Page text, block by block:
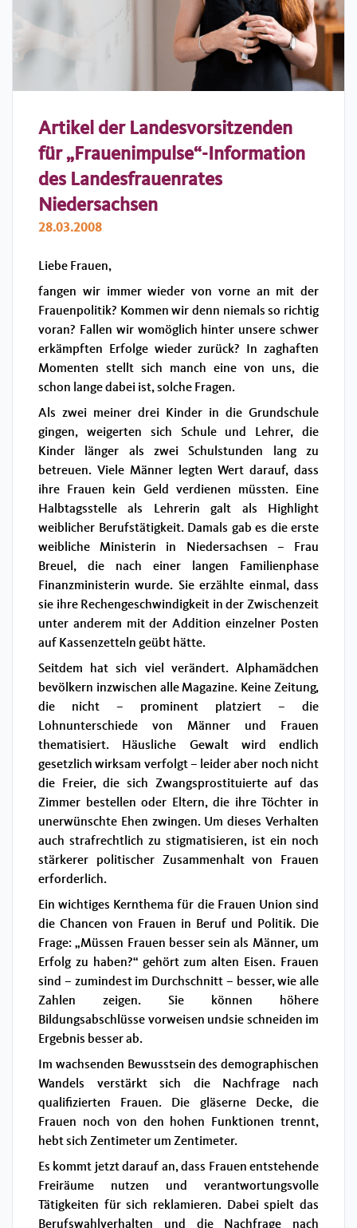
Artikel der Landesvorsitzenden
für „Frauenimpulse“-Information
des Landesfrauenrates
Niedersachsen
28.03.2008
Liebe Frauen,
fangen wir immer wieder von vorne an mit der
Frauenpolitik? Kommen wir denn niemals so richtig
voran? Fallen wir womöglich hinter unsere schwer
erkämpften Erfolge wieder zurück? In zaghaften
Momenten stellt sich manch eine von uns, die
schon lange dabei ist, solche Fragen.
Als zwei meiner drei Kinder in die Grundschule
gingen, weigerten sich Schule und Lehrer, die
Kinder länger als zwei Schulstunden lang zu
betreuen. Viele Männer legten Wert darauf, dass
ihre Frauen kein Geld verdienen müssten. Eine
Halbtagsstelle als Lehrerin galt als Highlight
weiblicher Berufstätigkeit. Damals gab es die erste
weibliche Ministerin in Niedersachsen – Frau
Breuel, die nach einer langen Familienphase
Finanzministerin wurde. Sie erzählte einmal, dass
sie ihre Rechengeschwindigkeit in der Zwischenzeit
unter anderem mit der Addition einzelner Posten
auf Kassenzetteln geübt hätte.
Seitdem hat sich viel verändert. Alphamädchen
bevölkern inzwischen alle Magazine. Keine Zeitung,
die nicht – prominent platziert – die
Lohnunterschiede von Männer und Frauen
thematisiert. Häusliche Gewalt wird endlich
gesetzlich wirksam verfolgt – leider aber noch nicht
die Freier, die sich Zwangsprostituierte auf das
Zimmer bestellen oder Eltern, die ihre Töchter in
unerwünschte Ehen zwingen. Um dieses Verhalten
auch strafrechtlich zu stigmatisieren, ist ein noch
stärkerer politischer Zusammenhalt von Frauen
erforderlich.
Ein wichtiges Kernthema für die Frauen Union sind
die Chancen von Frauen in Beruf und Politik. Die
Frage: „Müssen Frauen besser sein als Männer, um
Erfolg zu haben?“ gehört zum alten Eisen. Frauen
sind – zumindest im Durchschnitt – besser, wie alle
Zahlen zeigen. Sie können höhere
Bildungsabschlüsse vorweisen undsie schneiden im
Ergebnis besser ab.
Im wachsenden Bewusstsein des demographischen
Wandels verstärkt sich die Nachfrage nach
qualifizierten Frauen. Die gläserne Decke, die
Frauen noch von den hohen Funktionen trennt,
hebt sich Zentimeter um Zentimeter.
Es kommt jetzt darauf an, dass Frauen entstehende
Freiräume nutzen und verantwortungsvolle
Tätigkeiten für sich reklamieren. Dabei spielt das
Berufswahlverhalten und die Nachfrage nach